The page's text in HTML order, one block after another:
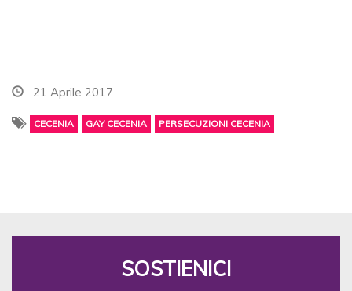
21 Aprile 2017
CECENIA GAY CECENIA PERSECUZIONI CECENIA
SOSTIENICI